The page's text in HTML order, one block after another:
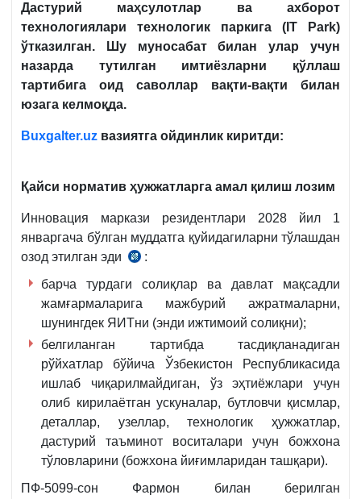
Дастурий маҳсулотлар ва ахборот
технологиялари технологик паркига
(IT Park)
ўтказилган. Шу муносабат билан улар учун
назарда тутилган имтиёзларни қўллаш
тартибига оид саволлар вақти-вақти билан
юзага келмоқда.
Buxgalter.uz вазиятга ойдинлик киритди:
Қайси норматив ҳужжатларга амал қилиш лозим
Инновация маркази резидентлари 2028 йил 1
январгача бўлган муддатга қуйидагиларни тўлашдан
озод этилган эди
30.06.2017
й.
ПФ-5099-
сон
б.
:
барча турдаги солиқлар ва давлат мақсадли
жамғармаларига мажбурий ажратмаларни,
шунингдек ЯИТни (энди ижтимоий солиқни);
белгиланган тартибда тасдиқланадиган
рўйхатлар бўйича Ўзбекистон Республикасида
ишлаб чиқарилмайдиган, ўз эҳтиёжлари учун
олиб кирилаётган ускуналар, бутловчи қисмлар,
деталлар, узеллар, технологик ҳужжатлар,
дастурий таъминот воситалари учун божхона
тўловларини (божхона йиғимларидан ташқари).
ПФ-5099-сон Фармон билан берилган